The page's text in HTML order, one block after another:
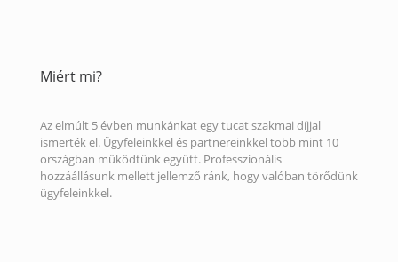
Miért mi?
Az elmúlt 5 évben munkánkat egy tucat szakmai díjjal
ismerték el. Ügyfeleinkkel és partnereinkkel több mint 10
országban működtünk együtt. Professzionális
hozzáállásunk mellett jellemző ránk, hogy valóban törődünk
ügyfeleinkkel.